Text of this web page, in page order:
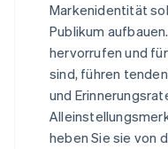
Markenidentität
Publikum
hervorrufen und
sind, führen
und
heben Sie sie von